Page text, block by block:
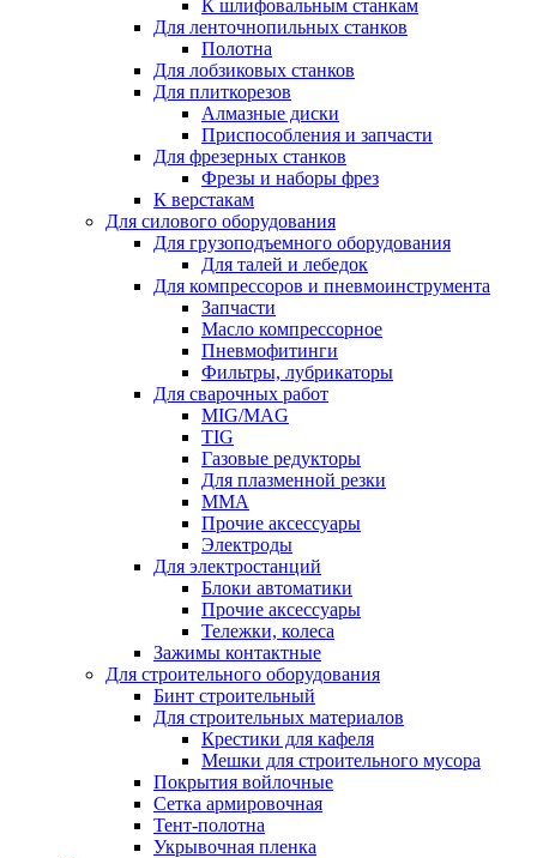
К шлифовальным станкам
Для ленточнопильных станков
Полотна
Для лобзиковых станков
Для плиткорезов
Алмазные диски
Приспособления и запчасти
Для фрезерных станков
Фрезы и наборы фрез
К верстакам
Для силового оборудования
Для грузоподъемного оборудования
Для талей и лебедок
Для компрессоров и пневмоинструмента
Запчасти
Масло компрессорное
Пневмофитинги
Фильтры, лубрикаторы
Для сварочных работ
MIG/MAG
TIG
Газовые редукторы
Для плазменной резки
ММА
Прочие аксессуары
Электроды
Для электростанций
Блоки автоматики
Прочие аксессуары
Тележки, колеса
Зажимы контактные
Для строительного оборудования
Бинт строительный
Для строительных материалов
Крестики для кафеля
Мешки для строительного мусора
Покрытия войлочные
Сетка армировочная
Тент-полотна
Укрывочная пленка